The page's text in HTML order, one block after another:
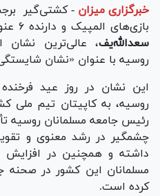
خبرگزاری میزان -
بازی‌های المپیک و دارنده ۶ عنوان قهرمانی جهان،
سعدالله‌یف، عالی‌ترین نشان
روسیه با عنوان «نشان
این نشان در روز عید
روسیه، به کاپیتان تیم ملی
رئیس جامعه مسلمانان روسیه
چشمگیر در رشد معنوی و
داشته و همچنین در افزایش
مسلمانان این کشور در
کرده است.